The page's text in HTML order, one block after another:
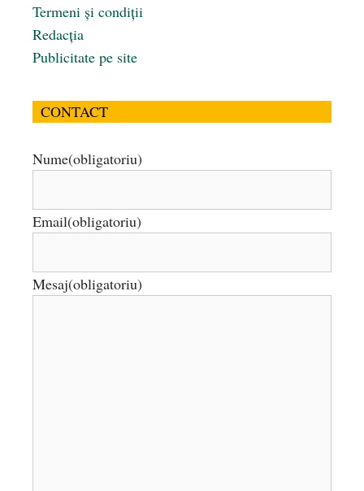
Termeni și condiții
Redacția
Publicitate pe site
CONTACT
Nume(obligatoriu)
Email(obligatoriu)
Mesaj(obligatoriu)